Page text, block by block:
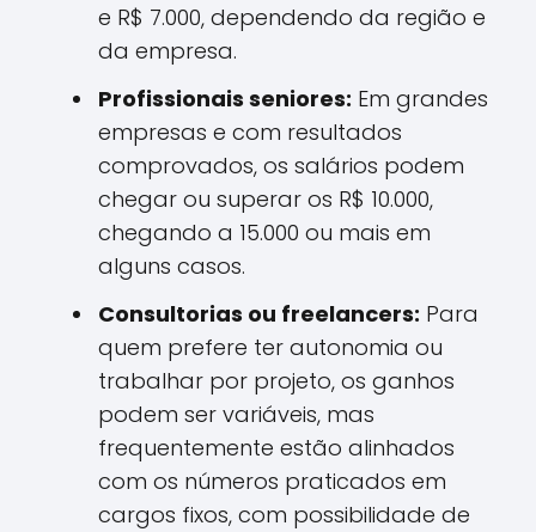
e R$ 7.000, dependendo da região e
da empresa.
Profissionais seniores: Em grandes
empresas e com resultados
comprovados, os salários podem
chegar ou superar os R$ 10.000,
chegando a 15.000 ou mais em
alguns casos.
Consultorias ou freelancers: Para
quem prefere ter autonomia ou
trabalhar por projeto, os ganhos
podem ser variáveis, mas
frequentemente estão alinhados
com os números praticados em
cargos fixos, com possibilidade de